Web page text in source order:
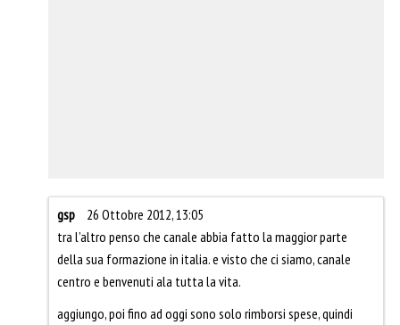
gsp
26 Ottobre 2012, 13:05
tra l’altro penso che canale abbia fatto la maggior parte
della sua formazione in italia. e visto che ci siamo, canale
centro e benvenuti ala tutta la vita.
aggiungo, poi fino ad oggi sono solo rimborsi spese, quindi